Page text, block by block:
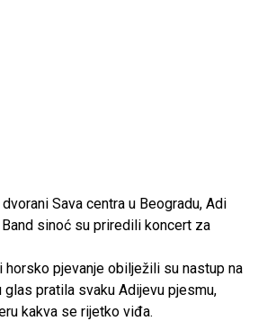
Sava centra u Beogradu, Adi
sinoć su priredili koncert za
horsko pjevanje obilježili su nastup na
glas pratila svaku Adijevu pjesmu,
kakva se rijetko viđa.